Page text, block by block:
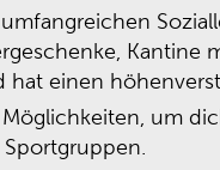
einen
um
Sportgruppen.